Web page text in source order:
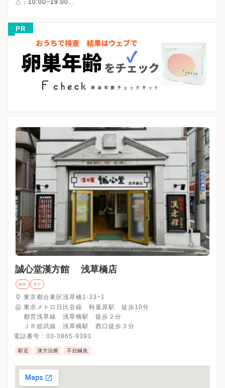
△：10:00~19:00
PR
誠心堂漢方館 浅草橋店
鍼灸 漢方
東京都台東区浅草橋1-33−1
東京メトロ日比谷線 秋葉原駅 徒歩10分
都営浅草線 浅草橋駅 徒歩２分
ＪＲ総武線 浅草橋駅 西口徒歩３分
電話番号： 03-3865-9393
駅近 漢方治療 不妊鍼灸